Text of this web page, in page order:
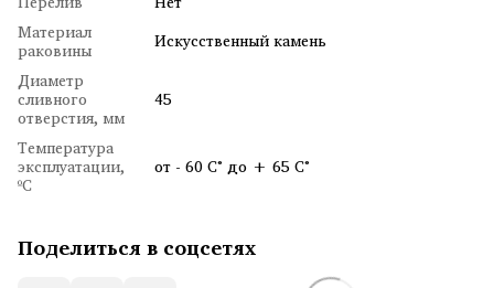
Материал
раковины
Искусственный камень
Диаметр
сливного
отверстия, мм
45
Температура
эксплуатации,
ºC
от - 60 С° до + 65 С°
Поделиться в соцсетях